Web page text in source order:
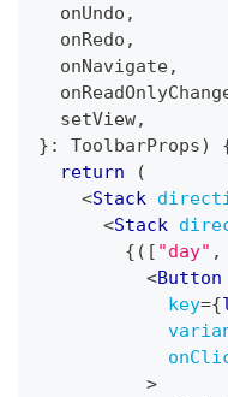
  onUndo
,
  onRedo
,
  onNavigate
,
  setView
,
} : ToolbarProps)
return
(
<Stack
<Stack
{ ( [ "day" ,
<Button
key={
>